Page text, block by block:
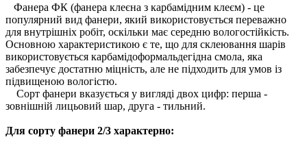
Фанера ФК (фанера клеєна з карбамідним клеєм) - це
популярний вид фанери, який використовується переважно
для внутрішніх робіт, оскільки має середню вологостійкість.
Основною характеристикою є те, що для склеювання шарів
використовується карбамідоформальдегідна смола, яка
забезпечує достатню міцність, але не підходить для умов із
підвищеною вологістю.
Сорт фанери вказується у вигляді двох цифр: перша -
зовнішній лицьовий шар, друга - тильний.
Для сорту фанери 2/3 характерно: